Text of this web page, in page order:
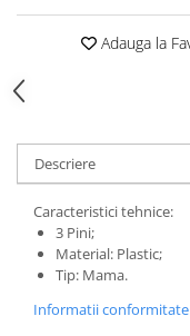
Adauga la
Descriere
Caracteristici tehnice:
3 Pini;
Material: Plastic;
Tip: Mama.
Informatii